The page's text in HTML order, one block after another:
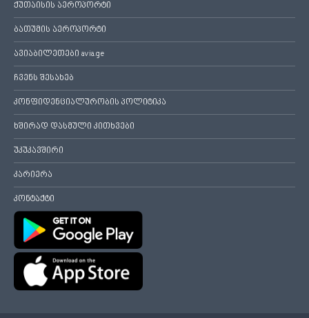
ქუთაისის აეროპორტი
ბათუმის აეროპორტი
ავიაბილეთები avia.ge
ჩვენს შესახებ
კონფიდენციალურობის პოლიტიკა
ხშირად დასმული კითხვები
უკუკავშირი
კარიერა
კონტაქტი